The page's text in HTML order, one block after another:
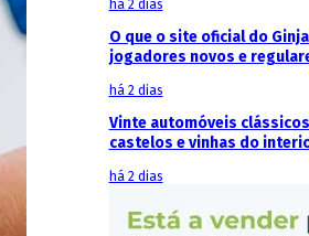
há 2 dias
O que o site oficial do
jogadores novos e
há 2 dias
Vinte automóveis
castelos e vinhas do
há 2 dias